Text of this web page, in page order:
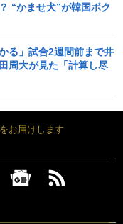
“かませ犬”が韓国ボク
る」試合2週間前まで井
周大が見た「計算し尽
お届けします